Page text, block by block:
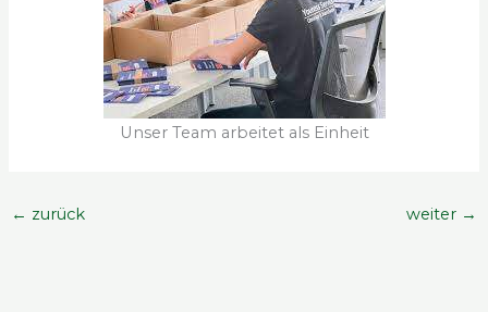
Unser Team arbeitet als Einheit
← zurück weiter →